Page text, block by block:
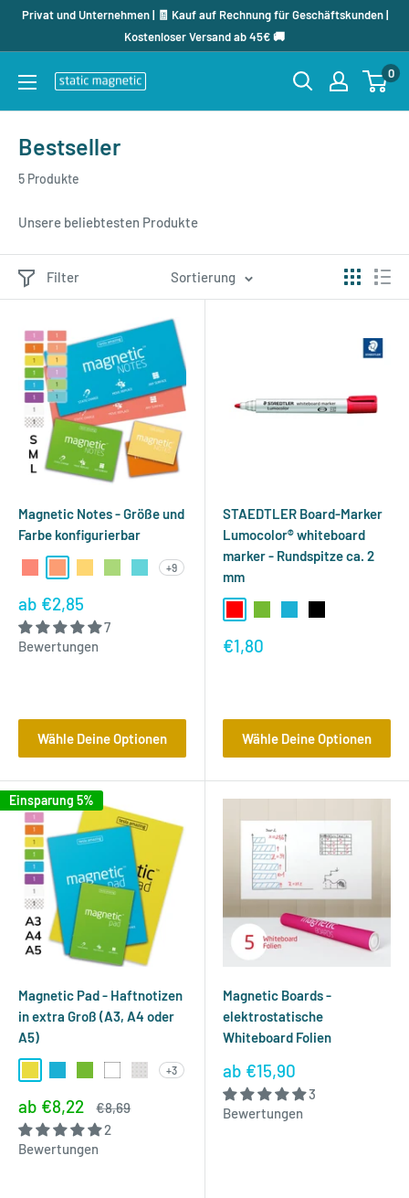
DirektPrivat und Unternehmen | 🧾 Kauf auf Rechnung für Geschäftskunden |
Kostenloser Versand ab 45€ 🚚
staticmagnetic.de
0
Bestseller
5 Produkte
Unsere beliebtesten Produkte
Filter Sortierung
Magnetic Notes - Größe und
Farbe konfigurierbar
Aqua +9
Sonderpreis
ab €2,85
7
Bewertungen
Wähle Deine Optionen
STAEDTLER Board-Marker
Lumocolor® whiteboard
marker - Rundspitze ca. 2
mm
Sonderpreis
€1,80
Wähle Deine Optionen
Einsparung 5%
Magnetic Pad - Haftnotizen
in extra Groß (A3, A4 oder
A5)
Weiß Transparent
+3
Sonderpreis
ab €8,22 Normalpreis
€8,69
2
Bewertungen
Magnetic Boards -
elektrostatische
Whiteboard Folien
Sonderpreis
ab €15,90
3
Bewertungen